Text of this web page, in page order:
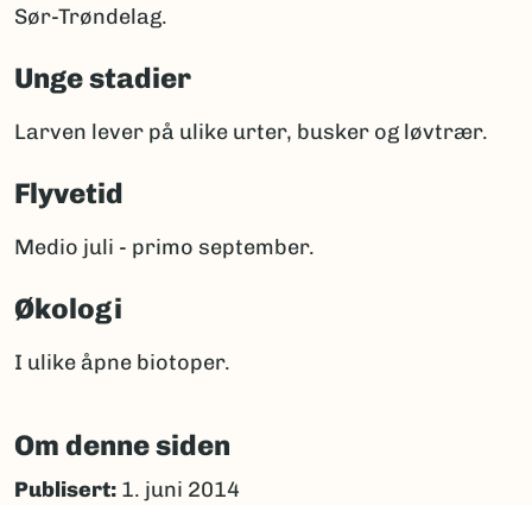
Sør-Trøndelag.
Unge stadier
Larven lever på ulike urter, busker og løvtrær.
Flyvetid
Medio juli - primo september.
Økologi
I ulike åpne biotoper.
Om denne siden
Publisert: 1. juni 2014